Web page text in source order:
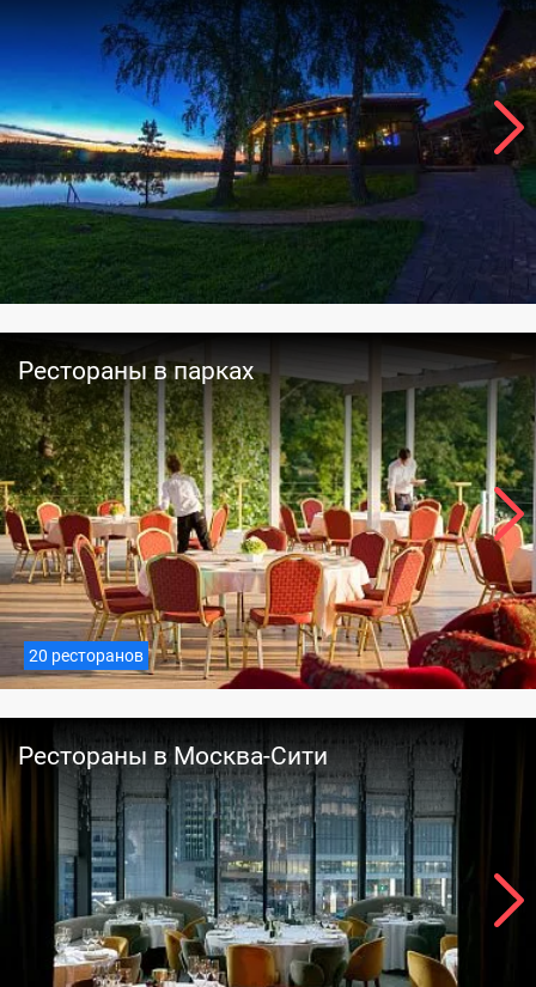
Рестораны в парках
20 ресторанов
Рестораны в Москва-Сити